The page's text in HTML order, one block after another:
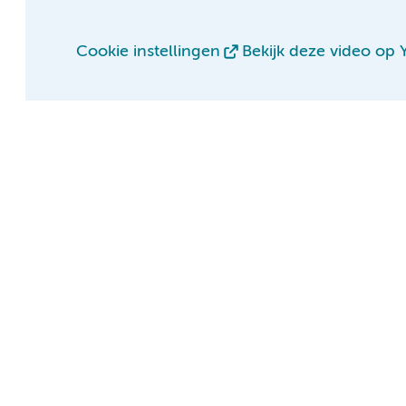
Cookie instellingen Bekijk deze video op